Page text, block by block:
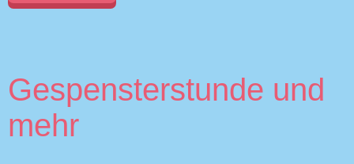
Gespensterstunde und
mehr